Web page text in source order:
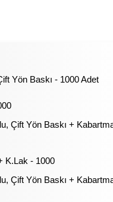
Yön Baskı - 1000 Adet
Çift Yön Baskı +
K.Lak - 1000
Çift Yön Baskı +